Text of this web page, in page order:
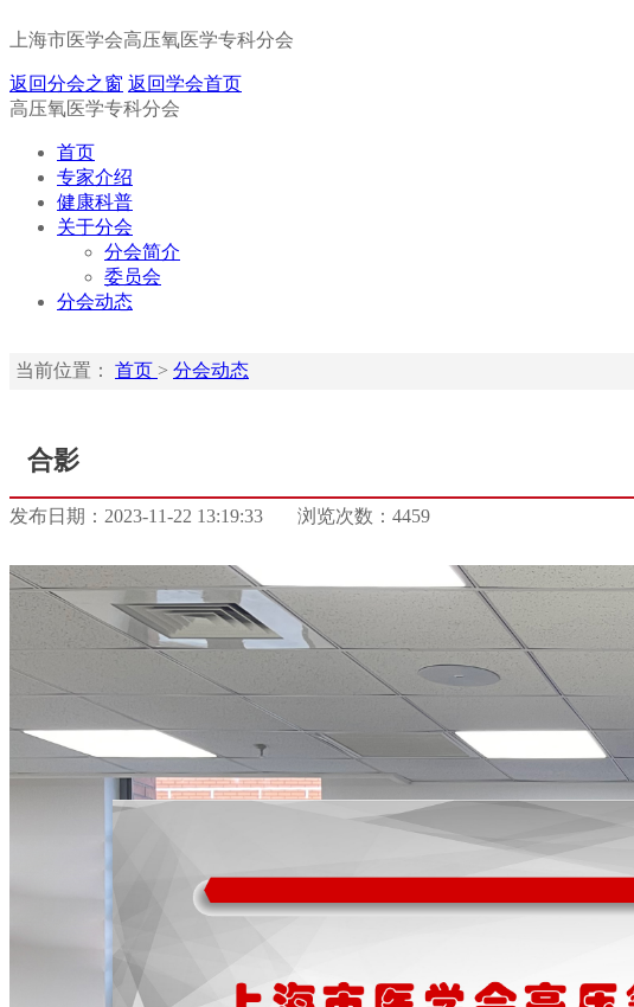
上海市医学会高压氧医学专科分会
返回分会之窗 返回学会首页
高压氧医学专科分会
首页
专家介绍
健康科普
关于分会
分会简介
委员会
分会动态
当前位置： 首页 > 分会动态
合影
发布日期：2023-11-22 13:19:33 浏览次数：4459